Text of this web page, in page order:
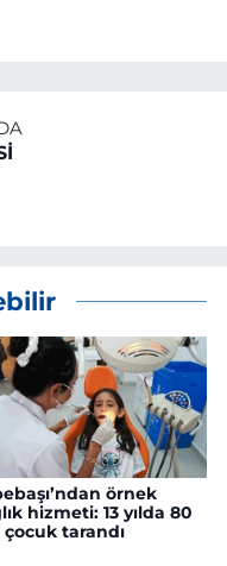
örnek
hizmeti: 13 yılda 80
tarandı